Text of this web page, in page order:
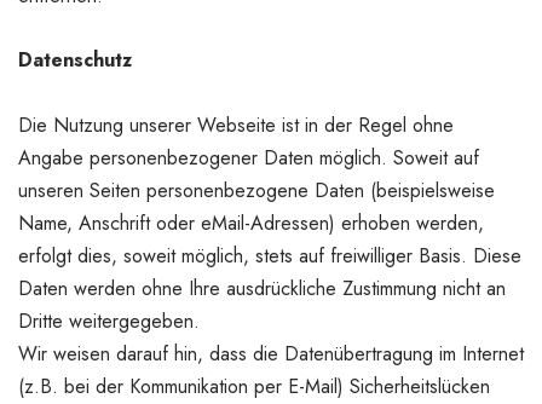
Datenschutz
Die Nutzung unserer Webseite ist in der Regel ohne
Angabe personenbezogener Daten möglich. Soweit auf
unseren Seiten personenbezogene Daten (beispielsweise
Name, Anschrift oder eMail-Adressen) erhoben werden,
erfolgt dies, soweit möglich, stets auf freiwilliger Basis. Diese
Daten werden ohne Ihre ausdrückliche Zustimmung nicht an
Dritte weitergegeben.
Wir weisen darauf hin, dass die Datenübertragung im Internet
(z.B. bei der Kommunikation per E-Mail) Sicherheitslücken